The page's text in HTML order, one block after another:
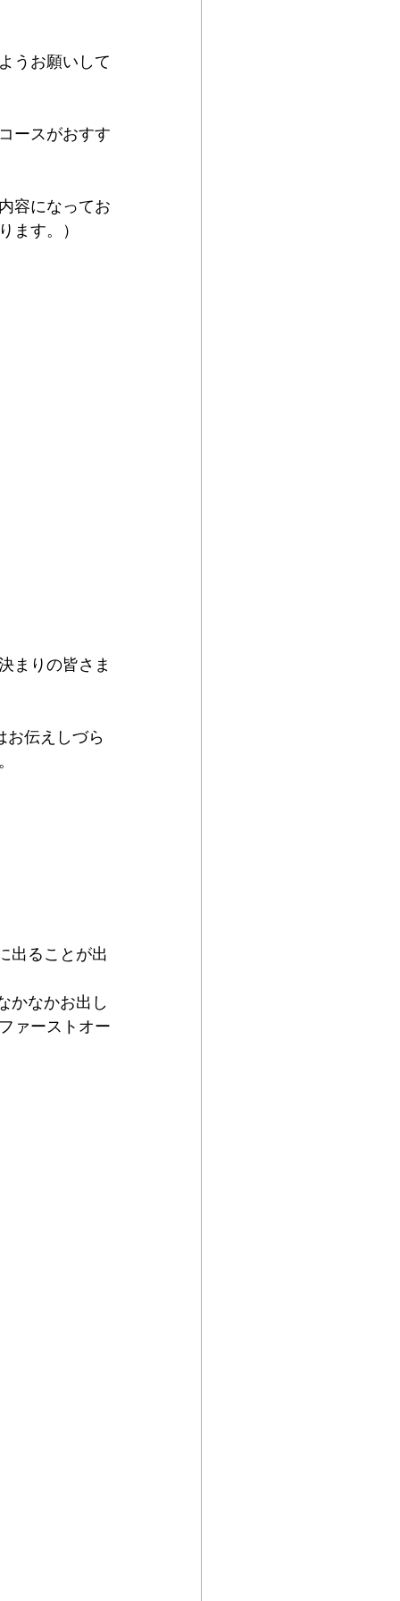
うお願いして
ースがおすす
容になってお
ます。）
まりの皆さま
お伝えしづら
出ることが出
かなかお出し
ァーストオー